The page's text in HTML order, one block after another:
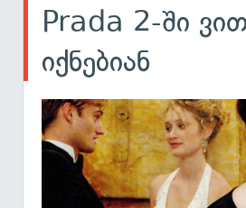
Prada 2-ში
იქნებიან